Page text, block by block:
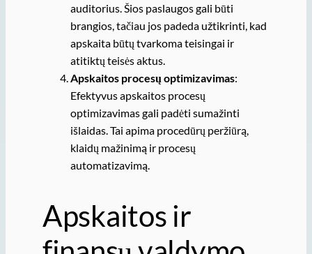
auditorius. Šios paslaugos gali būti
brangios, tačiau jos padeda užtikrinti, kad
apskaita būtų tvarkoma teisingai ir
atitiktų teisės aktus.
Apskaitos procesų optimizavimas:
Efektyvus apskaitos procesų
optimizavimas gali padėti sumažinti
išlaidas. Tai apima procedūrų peržiūrą,
klaidų mažinimą ir procesų
automatizavimą.
Apskaitos ir